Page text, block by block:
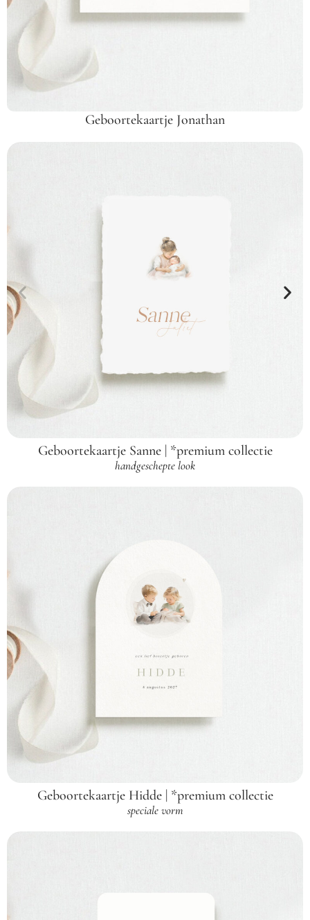
Geboortekaartje Jonathan
Geboortekaartje Sanne | *premium collectie
handgeschepte look
Geboortekaartje Hidde | *premium collectie
speciale vorm